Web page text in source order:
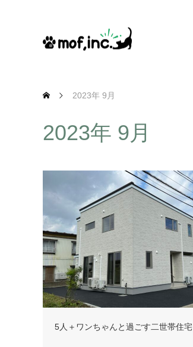
2023年 9月
2023年 9月
5人＋ワンちゃんと過ごす二世帯住宅